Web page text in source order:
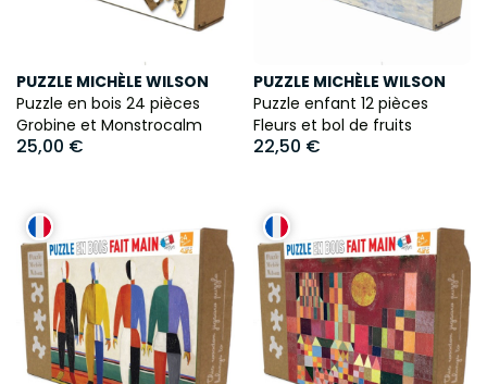
PUZZLE MICHÈLE WILSON
Puzzle en bois 24 pièces
Grobine et Monstrocalm
25,00 €
PUZZLE MICHÈLE WILSON
Puzzle enfant 12 pièces
Fleurs et bol de fruits
22,50 €